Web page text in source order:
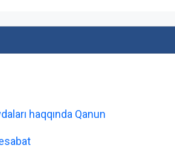
haqqında Qanun